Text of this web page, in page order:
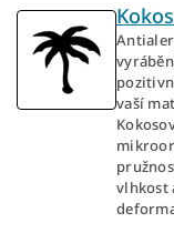
vaší
vlhkost